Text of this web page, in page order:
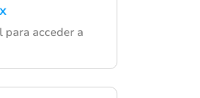
para acceder a